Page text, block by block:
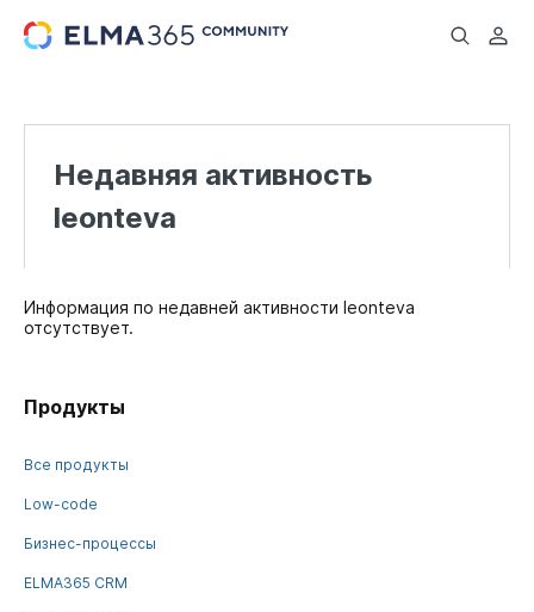
...
Недавняя активность
leonteva
Информация по недавней активности leonteva
отсутствует.
Продукты
Все продукты
Low-code
Бизнес-процессы
ELMA365 CRM